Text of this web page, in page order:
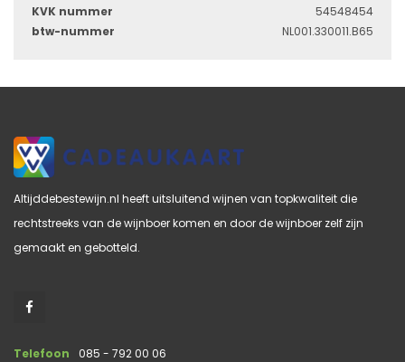
KVK nummer
54548454
btw-nummer
NL001.330011.B65
Altijddebestewijn.nl heeft uitsluitend wijnen van topkwaliteit die
rechtstreeks van de wijnboer komen en door de wijnboer zelf zijn
gemaakt en gebotteld.
Telefoon 085 - 792 00 06